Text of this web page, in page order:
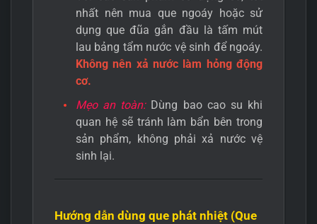
nhất nên mua que ngoáy hoặc sử
dụng que đũa gắn đầu là tấm mút
lau bảng tẩm nước vệ sinh để ngoáy.
Không nên xả nước làm hỏng động
cơ.
Mẹo an toàn:Dùng bao cao su khi
quan hệ sẽ tránh làm bẩn bên trong
sản phẩm, không phải xả nước vệ
sinh lại.
Hướng dẫn dùng que phát nhiệt (Que